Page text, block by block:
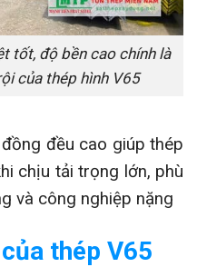
tốt, độ bền cao chính là
của thép hình V65
đều cao giúp thép
chịu tải trọng lớn, phù
và công nghiệp nặng
thép V65